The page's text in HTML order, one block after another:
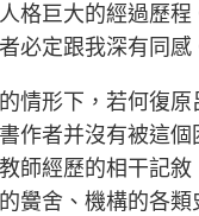
格巨大的經過歷
必定跟我深有同感
情形下，若何復原
作者并沒有被這
師經歷的相干記
黌舍、機構的各